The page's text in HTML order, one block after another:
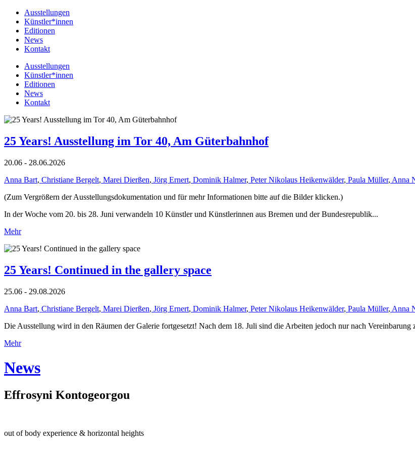
Ausstellungen
Künstler*innen
Editionen
News
Kontakt
Ausstellungen
Künstler*innen
Editionen
News
Kontakt
25 Years! Ausstellung im Tor 40, Am Güterbahnhof
20.06 - 28.06.2026
Anna Bart, Christiane Bergelt, Marei Dierßen, Jörg Ernert, Dominik Halmer, Peter Nikolaus Heikenwälder, Paula Müller, Anna
(Zum Vergrößern der Ausstellungsdokumentation und für mehr Informationen bitte auf die Bilder klicken.)
In der Woche vom 20. bis 28. Juni verwandeln 10 Künstler und Künstlerinnen aus Bremen und der Bundesrepublik...
Mehr
25 Years! Continued in the gallery space
25.06 - 29.08.2026
Anna Bart, Christiane Bergelt, Marei Dierßen, Jörg Ernert, Dominik Halmer, Peter Nikolaus Heikenwälder, Paula Müller, Anna
Die Ausstellung wird in den Räumen der Galerie fortgesetzt! Nach dem 18. Juli sind die Arbeiten jedoch nur nach Vereinbarung
Mehr
News
Effrosyni Kontogeorgou
out of body experience & horizontal heights